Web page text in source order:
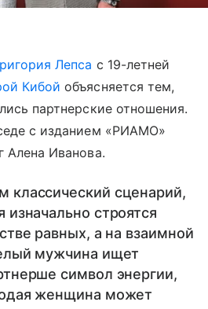
Лепса с 19-летней
Кибойобъясняется тем,
партнерские отношения.
с изданием «РИАМО»
Алена Иванова.
сценарий,
изначально строятся
равных, а на взаимной
мужчина ищет
символ энергии,
женщина может